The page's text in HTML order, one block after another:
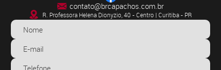
contato@brcapachos.com.br
R. Professora Helena Dionyzio, 40 - Centro | Curitiba - PR